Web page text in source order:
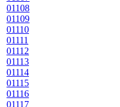
01108
01109
01110
01111
01112
01113
01114
01115
01116
01117